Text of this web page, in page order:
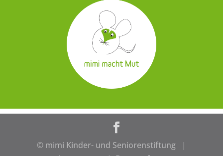
© mimi Kinder- und Seniorenstiftung |